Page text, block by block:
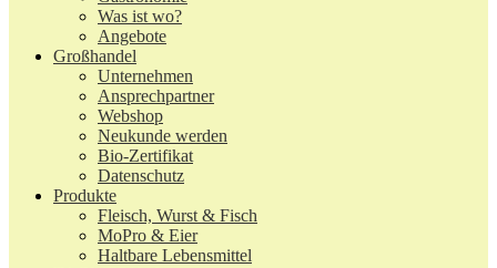
Was ist wo?
Angebote
Großhandel
Unternehmen
Ansprechpartner
Webshop
Neukunde werden
Bio-Zertifikat
Datenschutz
Produkte
Fleisch, Wurst & Fisch
MoPro & Eier
Haltbare Lebensmittel